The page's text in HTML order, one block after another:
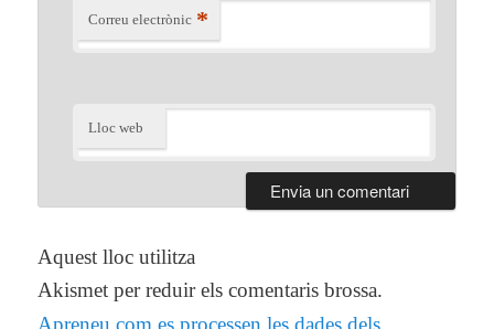
Correu electrònic *
Lloc web
Aquest lloc utilitza
Akismet per reduir els comentaris brossa.
Apreneu com es processen les dades dels